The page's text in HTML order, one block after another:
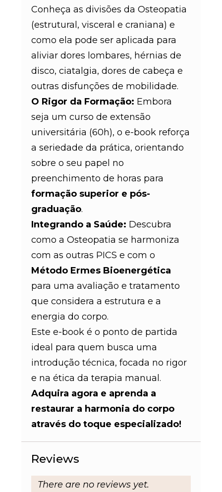
Conheça as divisões da Osteopatia
(estrutural, visceral e craniana) e
como ela pode ser aplicada para
aliviar dores lombares, hérnias de
disco, ciatalgia, dores de cabeça e
outras disfunções de mobilidade.
O Rigor da Formação: Embora
seja um curso de extensão
universitária (60h), o e-book reforça
a seriedade da prática, orientando
sobre o seu papel no
preenchimento de horas para
formação superior e pós-
graduação.
Integrando a Saúde: Descubra
como a Osteopatia se harmoniza
com as outras PICS e com o
Método Ermes Bioenergética
para uma avaliação e tratamento
que considera a estrutura e a
energia do corpo.
Este e-book é o ponto de partida
ideal para quem busca uma
introdução técnica, focada no rigor
e na ética da terapia manual.
Adquira agora e aprenda a
restaurar a harmonia do corpo
através do toque especializado!
Reviews
There are no reviews yet.